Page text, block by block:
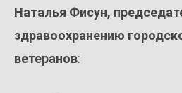
Наталья Фисун,
здравоохранению
ветеранов: